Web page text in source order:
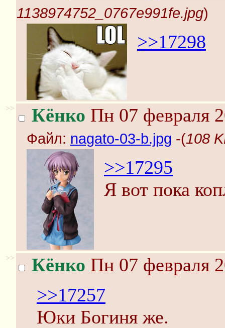
1138974752_0767e991fe.jpg)
>>17298
>> Кёнко Пн 07 февраля
Файл: nagato-03-b.jpg -(108
>>17295
Я вот пока
>> Кёнко Пн 07 февраля
>>17257
Юки Богиня же.